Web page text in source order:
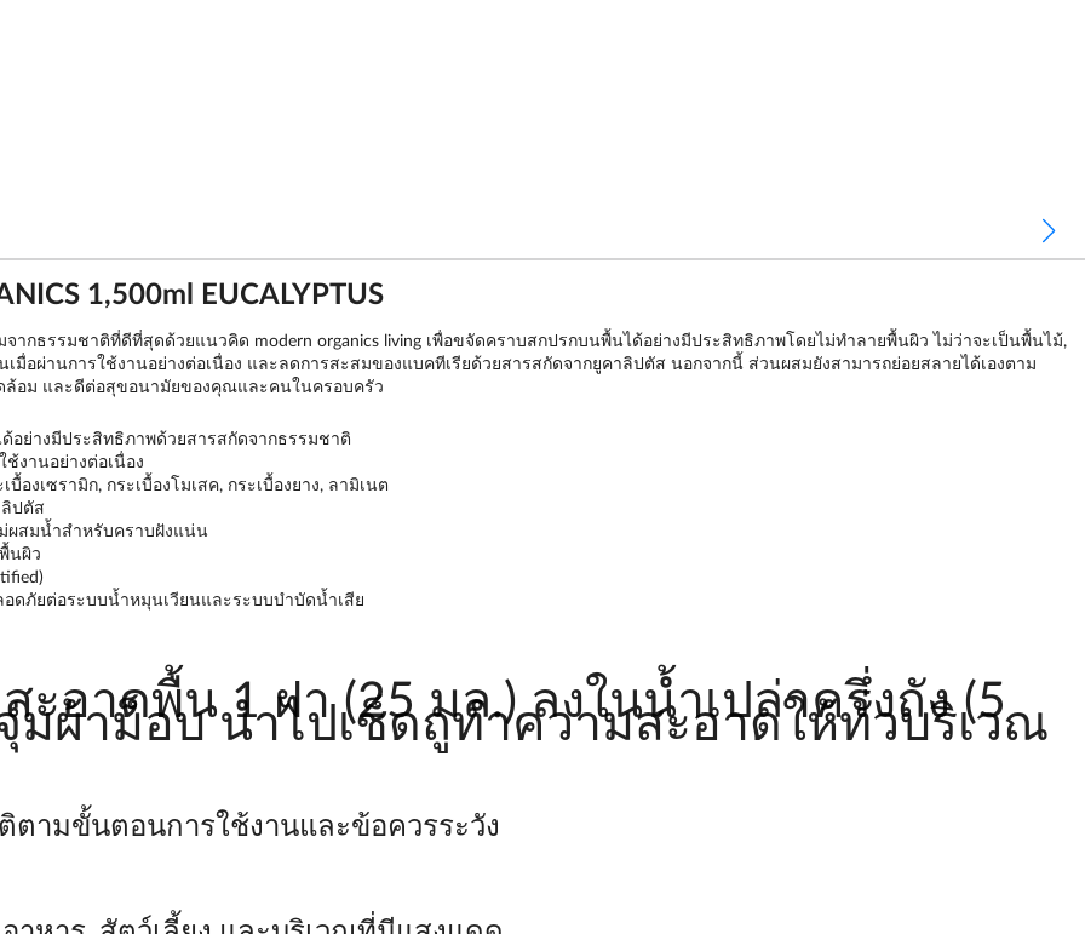
1,500ml EUCALYPTUS
ากธรรมชาติที่ดีที่สุดด้วยแนวคิด modern organics living เพื่อขจัดคราบสกปรกบนพื้นได้อย่างมีประสิทธิภาพโดยไม่ทำลายพื้นผิว ไม่ว่าจะเป็นพื้นไม้,
มื่อผ่านการใช้งานอย่างต่อเนื่อง และลดการสะสมของแบคทีเรียด้วยสารสกัดจากยูคาลิปตัส นอกจากนี้ ส่วนผสมยังสามารถย่อยสลายได้เองตาม
ล้อม และดีต่อสุขอนามัยของคุณและคนในครอบครัว
ย่างมีประสิทธิภาพด้วยสารสกัดจากธรรมชาติ
งานอย่างต่อเนื่อง
งเซรามิก, กระเบื้องโมเสค, กระเบื้องยาง, ลามิเนต
ปตัส
ผสมน้ำสำหรับคราบฝังแน่น
นผิว
ดภัยต่อระบบน้ำหมุนเวียนและระบบบำบัดน้ำเสีย
าดพื้น 1 ฝา (25 มล.) ลงในน้ำเปล่าครึ่งถัง (5
มผ้าม็อบ นำไปเช็ดถูทำความสะอาดให้ทั่วบริเวณ
ตามขั้นตอนการใช้งานและข้อควรระวัง